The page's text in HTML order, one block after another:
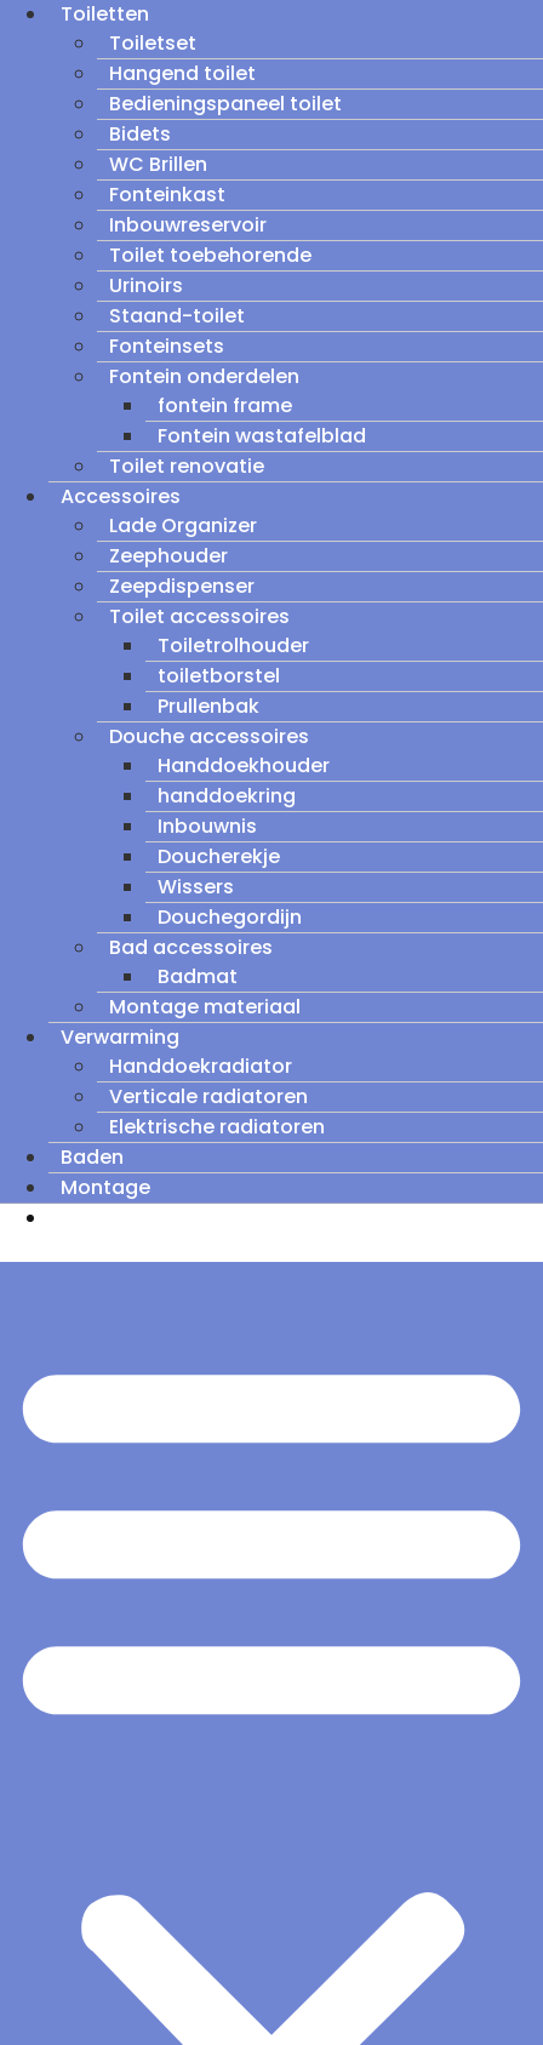
Toiletten
Toiletset
Hangend toilet
Bedieningspaneel toilet
Bidets
WC Brillen
Fonteinkast
Inbouwreservoir
Toilet toebehorende
Urinoirs
Staand-toilet
Fonteinsets
Fontein onderdelen
fontein frame
Fontein wastafelblad
Toilet renovatie
Accessoires
Lade Organizer
Zeephouder
Zeepdispenser
Toilet accessoires
Toiletrolhouder
toiletborstel
Prullenbak
Douche accessoires
Handdoekhouder
handdoekring
Inbouwnis
Doucherekje
Wissers
Douchegordijn
Bad accessoires
Badmat
Montage materiaal
Verwarming
Handdoekradiator
Verticale radiatoren
Elektrische radiatoren
Baden
Montage